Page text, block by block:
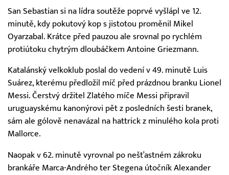
San Sebastian si na lídra soutěže poprvé vyšlápl ve 12.
minutě, kdy pokutový kop s jistotou proměnil Mikel
Oyarzabal. Krátce před pauzou ale srovnal po rychlém
protiútoku chytrým dloubáčkem Antoine Griezmann.
Katalánský velkoklub poslal do vedení v 49. minutě Luis
Suárez, kterému předložil míč před prázdnou branku Lionel
Messi. Čerstvý držitel Zlatého míče Messi připravil
uruguayskému kanonýrovi pět z posledních šesti branek,
sám ale gólově nenavázal na hattrick z minulého kola proti
Mallorce.
Naopak v 62. minutě vyrovnal po nešťastném zákroku
brankáře Marca-Andrého ter Stegena útočník Alexander